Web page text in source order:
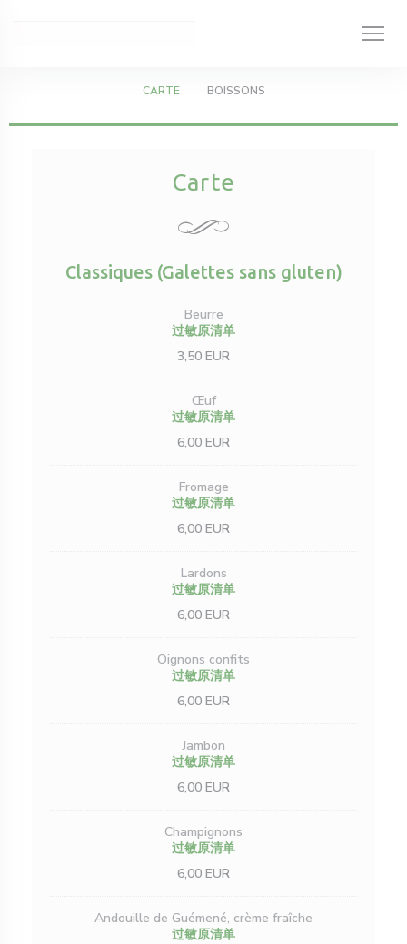
Carte
Classiques (Galettes sans gluten)
Beurre
过敏原清单
3,50 EUR
Œuf
过敏原清单
6,00 EUR
Fromage
过敏原清单
6,00 EUR
Lardons
过敏原清单
6,00 EUR
Oignons confits
过敏原清单
6,00 EUR
Jambon
过敏原清单
6,00 EUR
Champignons
过敏原清单
6,00 EUR
Andouille de Guémené, crème fraîche
过敏原清单
CARTE BOISSONS